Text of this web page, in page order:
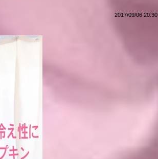
2017/09/06 20:30